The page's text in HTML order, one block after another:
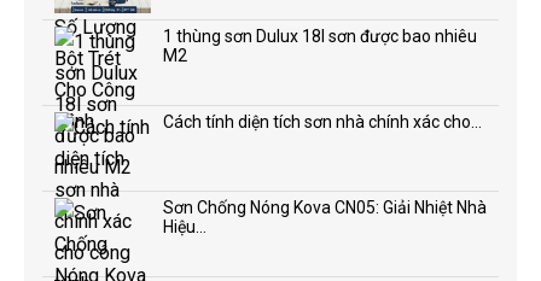
1 thùng sơn Dulux 18l sơn được bao nhiêu
M2
Cách tính diện tích sơn nhà chính xác cho...
Sơn Chống Nóng Kova CN05: Giải Nhiệt Nhà
Hiệu...